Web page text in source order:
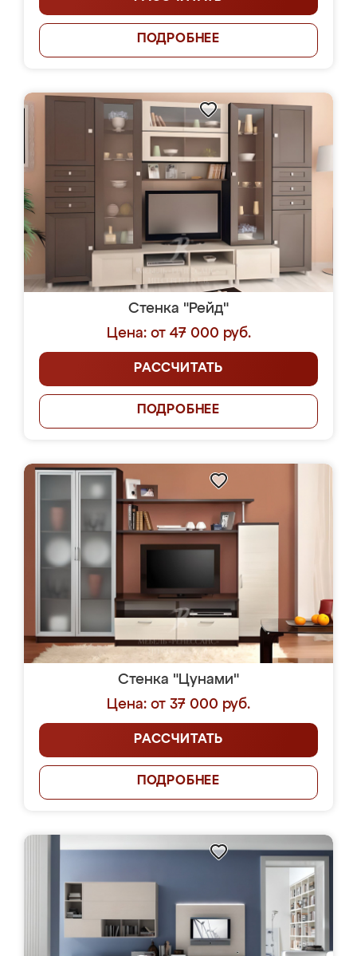
ПОДРОБНЕЕ
Стенка "Рейд"
Цена: от 47 000 руб.
РАССЧИТАТЬ
ПОДРОБНЕЕ
Стенка "Цунами"
Цена: от 37 000 руб.
РАССЧИТАТЬ
ПОДРОБНЕЕ